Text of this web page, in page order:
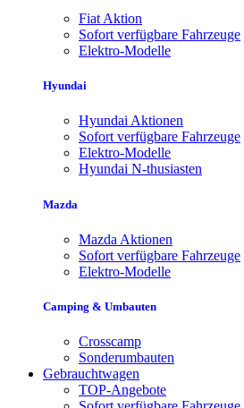
Fiat Aktion
Sofort verfügbare Fahrzeuge
Elektro-Modelle
Hyundai
Hyundai Aktionen
Sofort verfügbare Fahrzeuge
Elektro-Modelle
Hyundai N-thusiasten
Mazda
Mazda Aktionen
Sofort verfügbare Fahrzeuge
Elektro-Modelle
Camping & Umbauten
Crosscamp
Sonderumbauten
Gebrauchtwagen
TOP-Angebote